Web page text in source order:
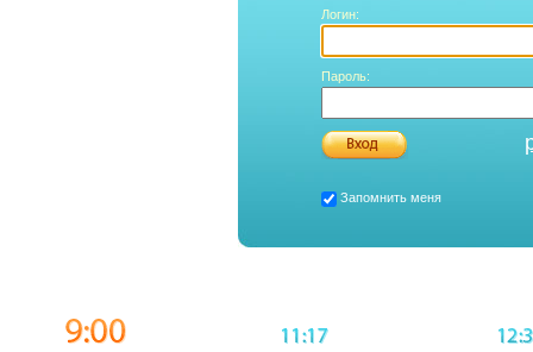
Логин:
Пароль:
Запомнить меня